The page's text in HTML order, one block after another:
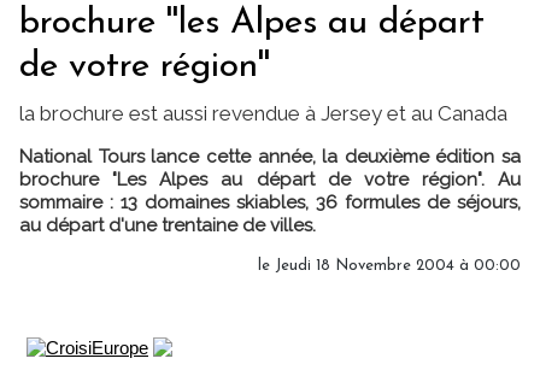
brochure ''les Alpes au départ
de votre région''
la brochure est aussi revendue à Jersey et au Canada
National Tours lance cette année, la deuxième édition sa
brochure "Les Alpes au départ de votre région". Au
sommaire : 13 domaines skiables, 36 formules de séjours,
au départ d'une trentaine de villes.
le Jeudi 18 Novembre 2004 à 00:00